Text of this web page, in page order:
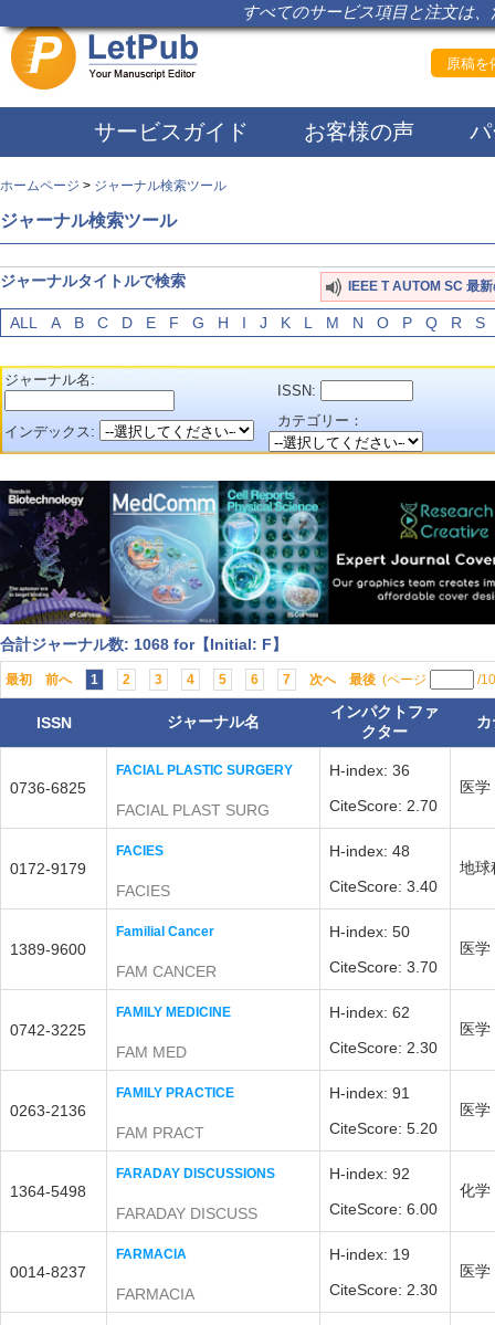
すべてのサービス項目と注文は
原稿を
サービスガイド お客様の声
ホームページ > ジャーナル検索ツール
ジャーナル検索ツール
ジャーナルタイトルで検索 IEEE T AUTOM SC 最
ALL A B C D E F G H I J K L M N O P Q R S
ジャーナル名:
ISSN:
インデックス:
カテゴリー：
合計ジャーナル数: 1068 for【Initial: F】
最初 前へ 1 2 3 4 5 6 7 次へ 最後 (ページ /
ISSN ジャーナル名
インパクトファ
クター
0736-6825
FACIAL PLASTIC SURGERY
FACIAL PLAST SURG
H-index: 36
CiteScore: 2.70
医学
0172-9179
FACIES
FACIES
H-index: 48
CiteScore: 3.40
地球
1389-9600
Familial Cancer
FAM CANCER
H-index: 50
CiteScore: 3.70
医学
0742-3225
FAMILY MEDICINE
FAM MED
H-index: 62
CiteScore: 2.30
医学
0263-2136
FAMILY PRACTICE
FAM PRACT
H-index: 91
CiteScore: 5.20
医学
1364-5498
FARADAY DISCUSSIONS
FARADAY DISCUSS
H-index: 92
CiteScore: 6.00
化学
0014-8237
FARMACIA
FARMACIA
H-index: 19
CiteScore: 2.30
医学